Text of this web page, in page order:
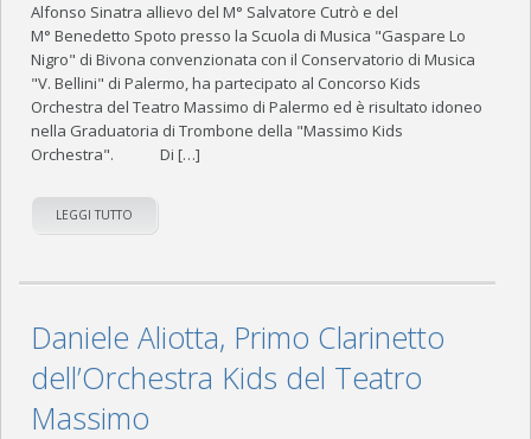
Alfonso Sinatra allievo del M° Salvatore Cutrò e del
M° Benedetto Spoto presso la Scuola di Musica "Gaspare Lo
Nigro" di Bivona convenzionata con il Conservatorio di Musica
"V. Bellini" di Palermo, ha partecipato al Concorso Kids
Orchestra del Teatro Massimo di Palermo ed è risultato idoneo
nella Graduatoria di Trombone della "Massimo Kids
Orchestra". Di […]
LEGGI TUTTO
Daniele Aliotta, Primo Clarinetto
dell’Orchestra Kids del Teatro
Massimo